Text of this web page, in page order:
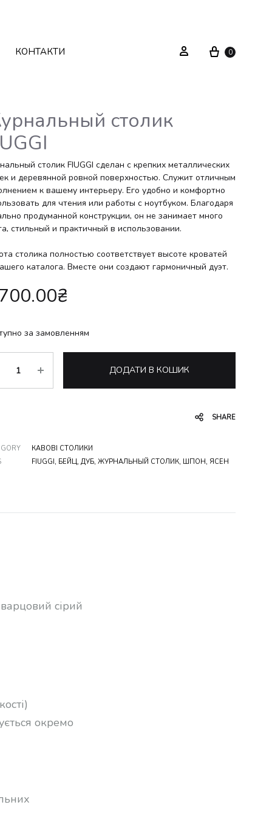
Текстиль
Декор
Вуличні меблі
Системи зберігання
Стелажі
Дзеркала
Вішаки
КОНТАКТИ Sign in Cart
0
столик
столик FIUGGI сделан с крепких металлических
и деревянной ровной поверхностью. Служит отличным
к вашему интерьеру. Его удобно и комфортно
для чтения или работы с ноутбуком. Благодаря
продуманной конструкции, он не занимает много
стильный и практичный в использовании.
столика полностью соответствует высоте кроватей
каталога. Вместе они создают гармоничный дуэт.
₴
за замовленням
ДОДАТИ В КОШИК
SHARE
КАВОВІ СТОЛИКИ
FIUGGI, БЕЙЦ, ДУБ, ЖУРНАЛЬНЫЙ СТОЛИК, ШПОН, ЯСЕН
сірий
окремо